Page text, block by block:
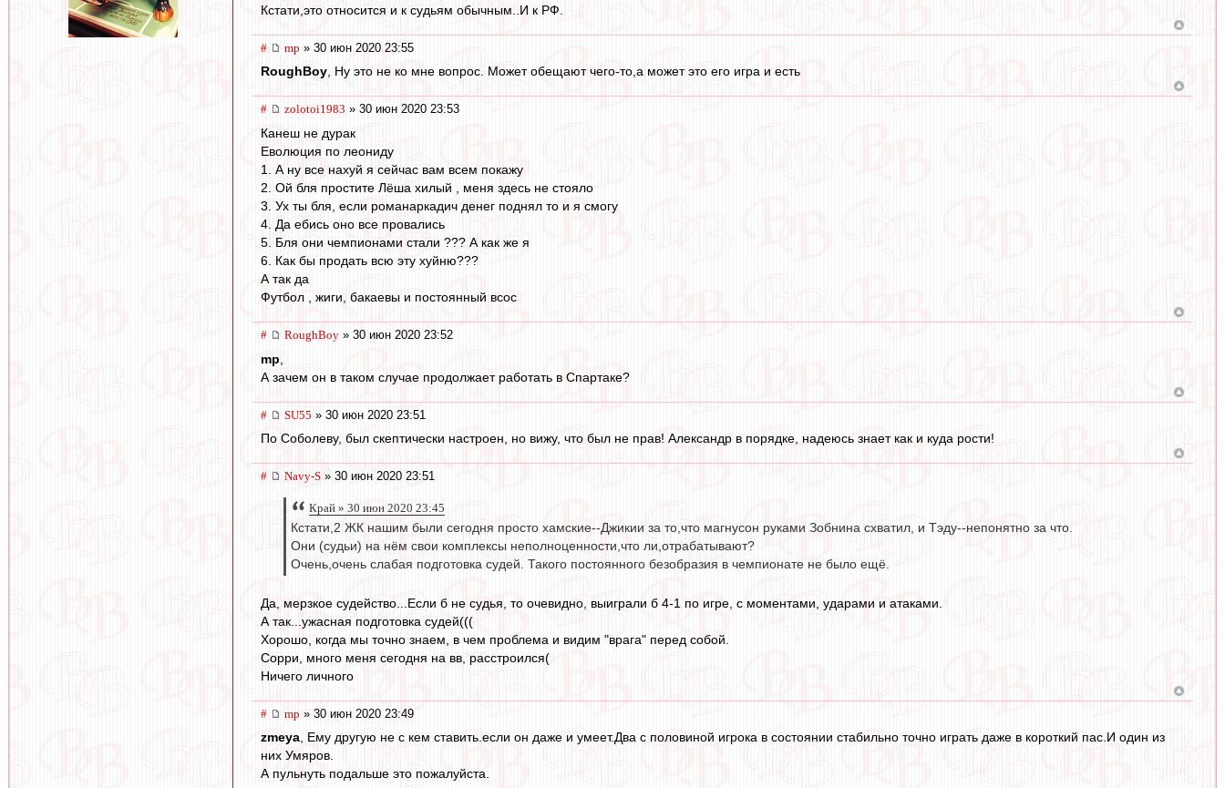
Кстати,это относится и к судьям обычным..И к РФ.
# mp » 30 июн 2020 23:55
RoughBoy, Ну это не ко мне вопрос. Может обещают чего-то,а может это его игра и есть
# zolotoi1983 » 30 июн 2020 23:53
Канеш не дурак
Еволюция по леониду
1. А ну все нахуй я сейчас вам всем покажу
2. Ой бля простите Лёша хилый , меня здесь не стояло
3. Ух ты бля, если романаркадич денег поднял то и я смогу
4. Да ебись оно все провались
5. Бля они чемпионами стали ??? А как же я
6. Как бы продать всю эту хуйню???
А так да
Футбол , жиги, бакаевы и постоянный всос
# RoughBoy » 30 июн 2020 23:52
mp
А зачем он в таком случае продолжает работать в Спартаке?
# SU55 » 30 июн 2020 23:51
По Соболеву, был скептически настроен, но вижу, что был не прав! Александр в порядке, надеюсь знает как и куда рости!
# Navy-S » 30 июн 2020 23:51
Край » 30 июн 2020 23:45
Кстати,2 ЖК нашим были сегодня просто хамские--Джикии за то,что магнусон руками Зобнина схватил, и Тэду--непонятно за что.
Они (судьи) на нём свои комплексы неполноценности,что ли,отрабатывают?
Очень,очень слабая подготовка судей. Такого постоянного безобразия в чемпионате не было ещё.
Да, мерзкое судейство...Если б не судья, то очевидно, выиграли б 4-1 по игре, с моментами, ударами и атаками.
А так...ужасная подготовка судей(((
Хорошо, когда мы точно знаем, в чем проблема и видим "врага" перед собой.
Сорри, много меня сегодня на вв, расстроился(
Ничего личного
# mp » 30 июн 2020 23:49
zmeya, Ему другую не с кем ставить.если он даже и умеет.Два с половиной игрока в состоянии стабильно точно играть даже в короткий пас.И один из
них Умяров.
А пульнуть подальше это пожалуйста.